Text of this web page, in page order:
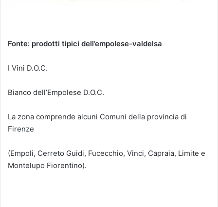
Fonte: prodotti tipici dell’empolese-valdelsa
I Vini D.O.C.
Bianco dell’Empolese D.O.C.
La zona comprende alcuni Comuni della provincia di
Firenze
(Empoli, Cerreto Guidi, Fucecchio, Vinci, Capraia, Limite e
Montelupo Fiorentino).